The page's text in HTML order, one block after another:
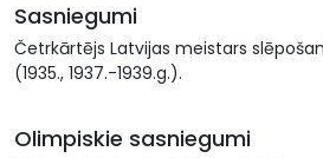
Sasniegumi
Četrkārtējs Latvijas meistars
(1935., 1937.-1939.g.).
Olimpiskie sasniegumi